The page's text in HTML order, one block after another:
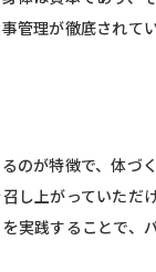
管理が徹底されて
のが特徴で、体づ
し上がっていただ
実践することで、